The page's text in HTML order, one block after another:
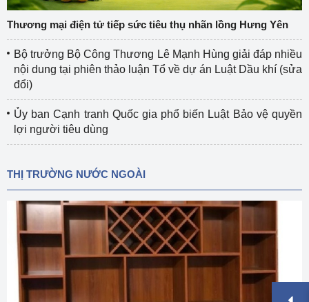
Thương mại điện tử tiếp sức tiêu thụ nhãn lồng Hưng Yên
Bộ trưởng Bộ Công Thương Lê Mạnh Hùng giải đáp nhiều
nội dung tại phiên thảo luận Tổ về dự án Luật Dầu khí (sửa
đổi)
Ủy ban Cạnh tranh Quốc gia phổ biến Luật Bảo vệ quyền
lợi người tiêu dùng
THỊ TRƯỜNG NƯỚC NGOÀI